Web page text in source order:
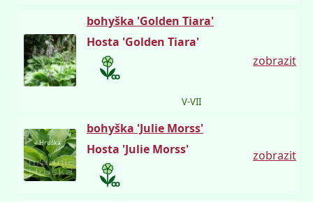
bohyška 'Golden Tiara'
Hosta 'Golden Tiara'
V-VII
zobrazit
Hruška
bohyška 'Julie Morss'
Hosta 'Julie Morss'
zobrazit